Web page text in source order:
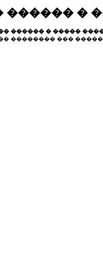
������ �
������ � �����
�������� ���